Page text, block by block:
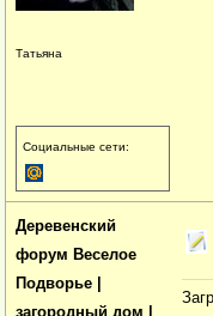
Татьяна
Социальные сети:
Деревенский
форум Веселое
Подворье |
загородный дом |